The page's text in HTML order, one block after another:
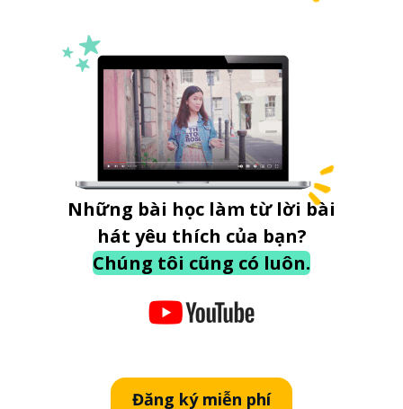
Những bài học làm từ lời bài
hát yêu thích của bạn?
Chúng tôi cũng có luôn.
Đăng ký miễn phí